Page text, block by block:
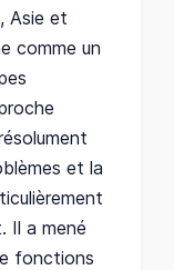
Asie et
comme un
et la
Il a mené
fonctions